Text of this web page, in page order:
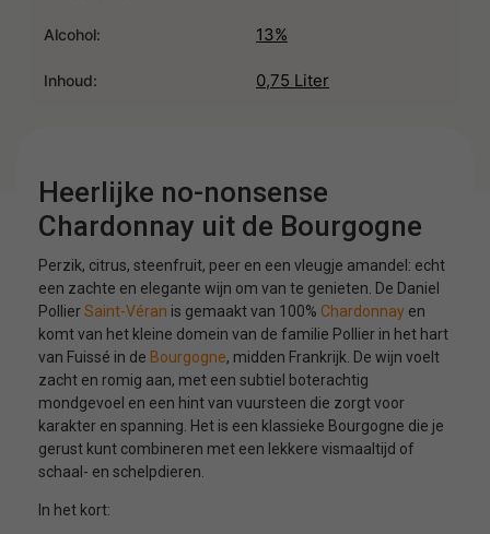
Alcohol: 13%
Inhoud: 0,75 Liter
Heerlijke no-nonsense
Chardonnay uit de Bourgogne
Perzik, citrus, steenfruit, peer en een vleugje amandel: echt
een zachte en elegante wijn om van te genieten. De Daniel
PollierSaint-Véran is gemaakt van 100% Chardonnay en
komt van het kleine domein van de familie Pollier in het hart
van Fuissé in de Bourgogne, midden Frankrijk. De wijn voelt
zacht en romig aan, met een subtiel boterachtig
mondgevoel en een hint van vuursteen die zorgt voor
karakter en spanning. Het is een klassieke Bourgogne die je
gerust kunt combineren met een lekkere vismaaltijd of
schaal- en schelpdieren.
In het kort: